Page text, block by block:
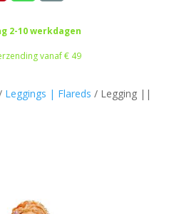
2-10 werkdagen
vanaf € 49
Leggings | Flareds / Legging ||